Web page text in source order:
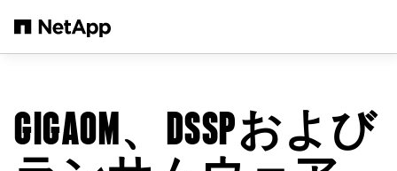
GIGAOM、DSSPおよび